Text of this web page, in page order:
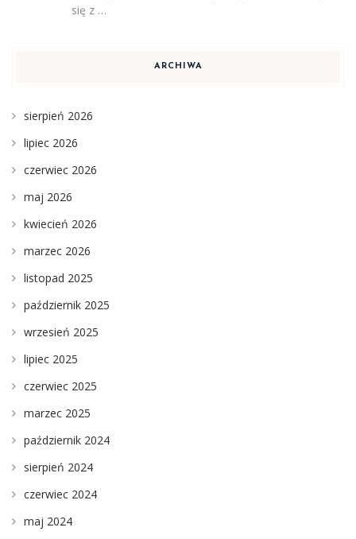
się z …
ARCHIWA
sierpień 2026
lipiec 2026
czerwiec 2026
maj 2026
kwiecień 2026
marzec 2026
listopad 2025
październik 2025
wrzesień 2025
lipiec 2025
czerwiec 2025
marzec 2025
październik 2024
sierpień 2024
czerwiec 2024
maj 2024